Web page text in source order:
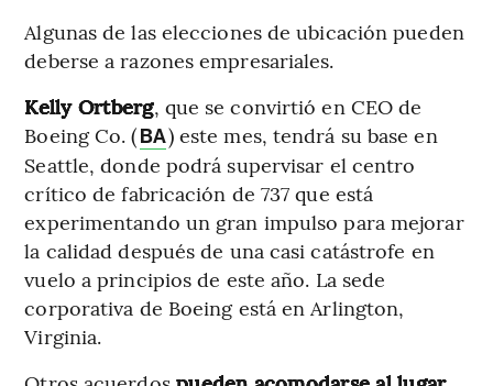
Algunas de las elecciones de ubicación pueden
deberse a razones empresariales.
Kelly Ortberg, que se convirtió en CEO de
Boeing Co. (BA) este mes, tendrá su base en
Seattle, donde podrá supervisar el centro
crítico de fabricación de 737 que está
experimentando un gran impulso para mejorar
la calidad después de una casi catástrofe en
vuelo a principios de este año. La sede
corporativa de Boeing está en Arlington,
Virginia.